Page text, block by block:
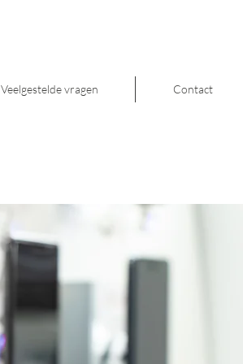
Veelgestelde vragen Contact